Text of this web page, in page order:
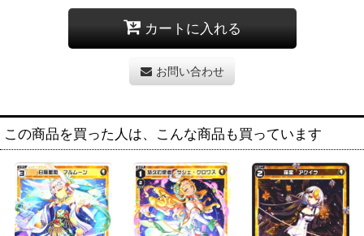
カートに入れる
お問い合わせ
この商品を買った人は、こんな商品も買っています